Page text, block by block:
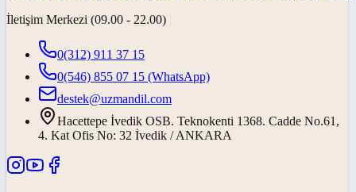
İletişim Merkezi (09.00 - 22.00)
0(312) 911 37 15
0(546) 855 07 15 (WhatsApp)
destek@uzmandil.com
Hacettepe İvedik OSB. Teknokenti 1368. Cadde No.61,
4. Kat Ofis No: 32 İvedik / ANKARA